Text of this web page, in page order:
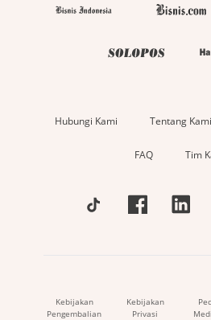
Hubungi Kami Tentang Kami
FAQ Tim
Kebijakan
Pengembalian
Kebijakan
Privasi